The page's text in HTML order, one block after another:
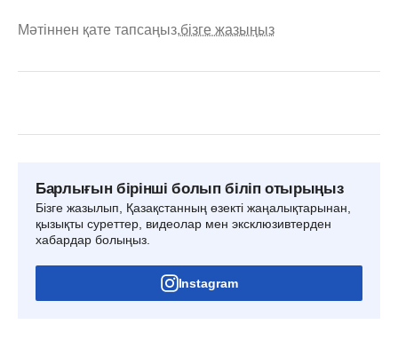
Мәтіннен қате тапсаңыз,бізге жазыңыз
Барлығын бірінші болып біліп отырыңыз
Бізге жазылып, Қазақстанның өзекті жаңалықтарынан,
қызықты суреттер, видеолар мен эксклюзивтерден
хабардар болыңыз.
Instagram